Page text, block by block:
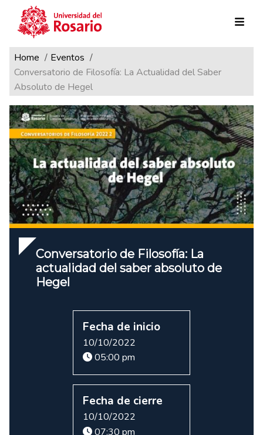
Pasar al contenido principal
Ruta de navegación
Home
Eventos
Conversatorio de Filosofía: La Actualidad del Saber
Absoluto de Hegel
Conversatorio de Filosofía: La
actualidad del saber absoluto de
Hegel
Fecha de inicio
10/10/2022
05:00 pm
Fecha de cierre
10/10/2022
07:30 pm